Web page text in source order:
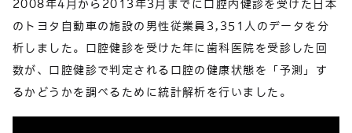
2008年4月から2013年3月までに口腔内健診を受けた日本
のトヨタ自動車の施設の男性従業員3,351人のデータを分
析しました。口腔健診を受けた年に歯科医院を受診した回
数が、口腔健診で判定される口腔の健康状態を「予測」す
るかどうかを調べるために統計解析を行いました。